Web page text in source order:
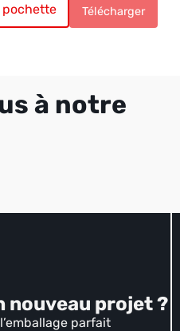
du vinyle…
pochette Télécharger
à notre
nouveau projet ?
parfait